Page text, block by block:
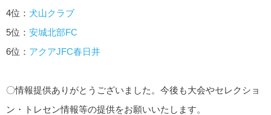
4位： 犬山クラブ
5位： 安城北部FC
6位： アクアJFC春日井
〇情報提供ありがとうございました。今後も大会やセレクショ
ン・トレセン情報等の提供をお願いいたします。